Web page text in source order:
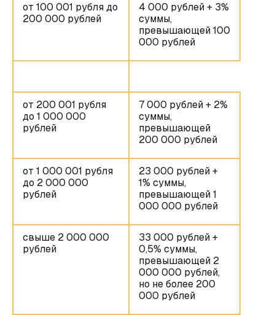
от 100 001 рубля до
200 000 рублей
4 000 рублей + 3%
суммы,
превышающей 100
000 рублей
от 200 001 рубля
до 1 000 000
рублей
7 000 рублей + 2%
суммы,
превышающей
200 000 рублей
от 1 000 001 рубля
до 2 000 000
рублей
23 000 рублей +
1% суммы,
превышающей 1
000 000 рублей
свыше 2 000 000
рублей
33 000 рублей +
0,5% суммы,
превышающей 2
000 000 рублей,
но не более 200
000 рублей